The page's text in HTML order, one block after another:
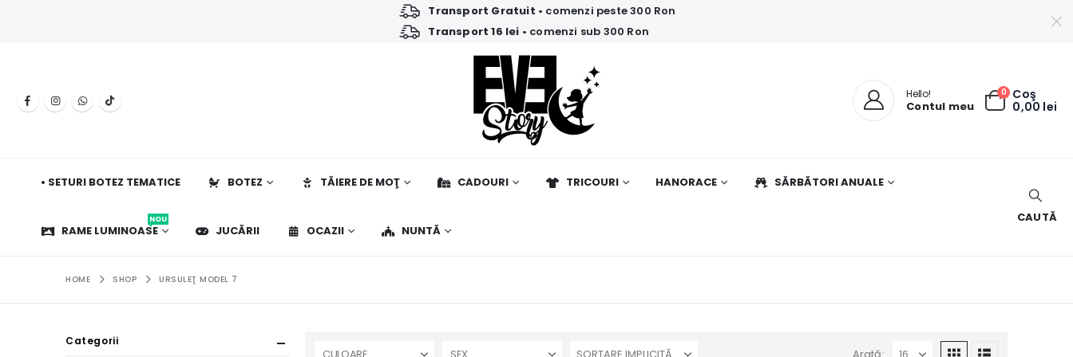
Transport Gratuit • comenzi peste 300 Ron
Transport 16 lei • comenzi sub 300 Ron
Hello!
Contul meu
0 Coş
0,00 lei
• SETURI BOTEZ TEMATICE BOTEZ TĂIERE DE MOŢ CADOURI TRICOURI HANORACE SĂRBĂTORI ANUALE
RAME LUMINOASE
NOU
JUCĂRII OCAZII NUNTĂ
CAUTĂ
HOME SHOP URSULEŢ MODEL 7
Categorii